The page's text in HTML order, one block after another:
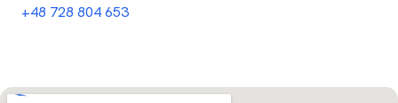
+48 728 804 653